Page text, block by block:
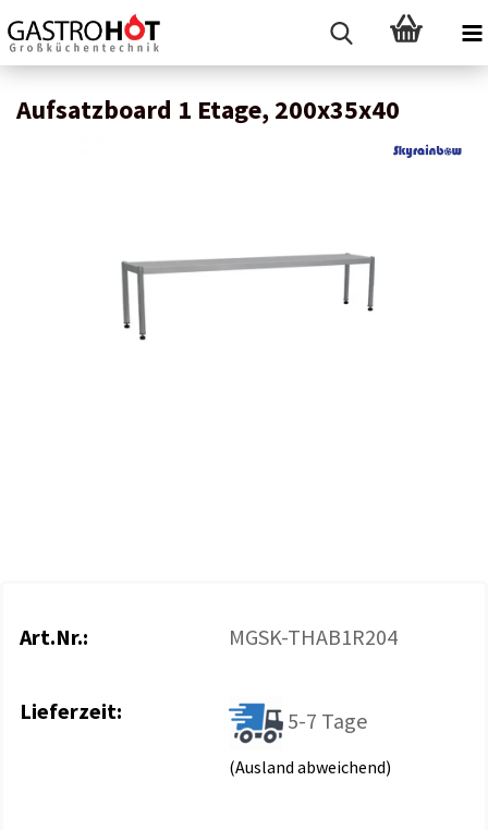
Aufsatzboard 1 Etage, 200x35x40
Art.Nr.: MGSK-THAB1R204
Lieferzeit: 5-7 Tage
(Ausland abweichend)